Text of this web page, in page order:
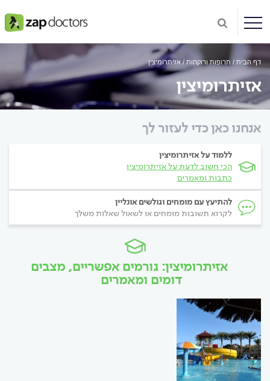
דף הבית תרופות ורוקחות אזיתרומיצין
אזיתרומיצין
אנחנו כאן כדי לעזור לך
ללמוד על אזיתרומיצין
הכי חשוב לדעת על אזיתרומיצין
כתבות ומאמרים
להתיעץ עם מומחים וגולשים אונליין
לקרוא תשובות מומחים או לשאול שאלות משלך
אזיתרומיצין: גורמים אפשריים, מצבים
דומים ומאמרים